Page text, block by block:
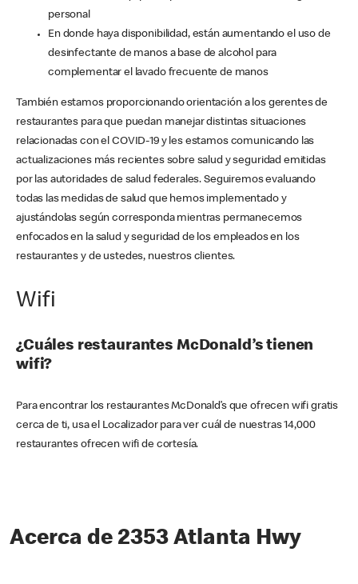
personal
En donde haya disponibilidad, están aumentando el uso de
desinfectante de manos a base de alcohol para
complementar el lavado frecuente de manos
También estamos proporcionando orientación a los gerentes de
restaurantes para que puedan manejar distintas situaciones
relacionadas con el COVID-19 y les estamos comunicando las
actualizaciones más recientes sobre salud y seguridad emitidas
por las autoridades de salud federales. Seguiremos evaluando
todas las medidas de salud que hemos implementado y
ajustándolas según corresponda mientras permanecemos
enfocados en la salud y seguridad de los empleados en los
restaurantes y de ustedes, nuestros clientes.
Wifi
¿Cuáles restaurantes McDonald’s tienen
wifi?
Para encontrar los restaurantes McDonald’s que ofrecen wifi gratis
cerca de ti, usa el Localizador para ver cuál de nuestras 14,000
restaurantes ofrecen wifi de cortesía.
Acerca de 2353 Atlanta Hwy